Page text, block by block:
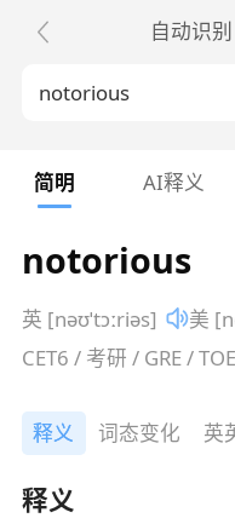
自动识别
简明 AI释义
notorious
英 [nəʊˈtɔːriəs] 美
CET6 / 考研 / GRE /
释义 词态变化 英
释义